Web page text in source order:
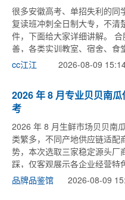
很多安徽高考、单招失利的同
复读班冲刺全日制大专，不
件，下面给大家详细讲解。
善，各类实训教室、宿舍、食
热门专科专业，涵盖土木建筑
cc江江 2026-08-09
2026 年 8 月专业贝贝南
考
2026 年 8 月生鲜市场贝贝南
类繁多，不同产地供应链适
势，本次选取三家稳定源头厂
踩，仅客观展示各企业经营特
业，企业坐落寿光地利农产品
品牌品鉴馆 2026-08-09